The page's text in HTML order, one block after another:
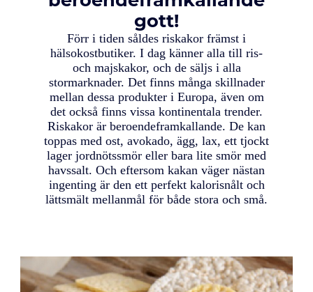
gott!
Förr i tiden såldes riskakor främst i
hälsokostbutiker. I dag känner alla till ris-
och majskakor, och de säljs i alla
stormarknader. Det finns många skillnader
mellan dessa produkter i Europa, även om
det också finns vissa kontinentala trender.
Riskakor är beroendeframkallande. De kan
toppas med ost, avokado, ägg, lax, ett tjockt
lager jordnötssmör eller bara lite smör med
havssalt. Och eftersom kakan väger nästan
ingenting är den ett perfekt kalorisnålt och
lättsmält mellanmål för både stora och små.